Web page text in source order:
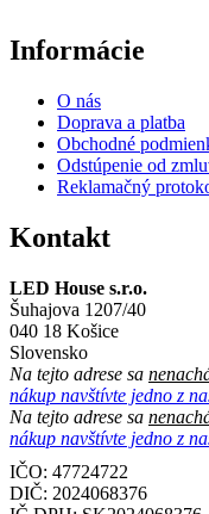
Informácie
O nás
Doprava a platba
Obchodné
Odstúpenie od
Reklamačný
Kontakt
LED House s.r.o.
Šuhajova 1207/40
040 18 Košice
Slovensko
Na tejto adrese sa
nákup navštívte jedno z
Na tejto adrese sa
nákup navštívte jedno z
IČO: 47724722
DIČ: 2024068376